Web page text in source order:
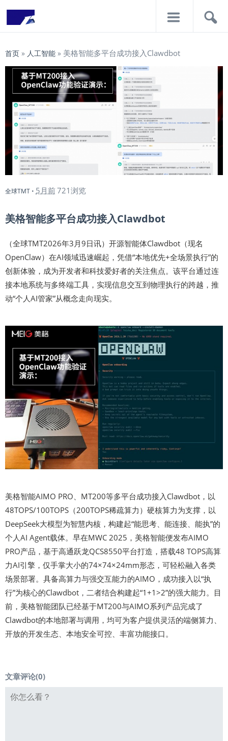
首页 » 人工智能 » 美格智能多平台成功接入Clawdbot
全球TMT • 5月前721浏览
美格智能多平台成功接入Clawdbot
（全球TMT2026年3月9日讯）开源智能体Clawdbot（现名
OpenClaw）在AI领域迅速崛起，凭借“本地优先+全场景执行”的
创新体验，成为开发者和科技爱好者的关注焦点。该平台通过连
接本地系统与多终端工具，实现信息交互到物理执行的跨越，推
动“个人AI管家”从概念走向现实。
美格智能AIMO PRO、MT200等多平台成功接入Clawdbot，以
48TOPS/100TOPS（200TOPS稀疏算力）硬核算力为支撑，以
DeepSeek大模型为智慧内核，构建起“能思考、能连接、能执”的
个人AI Agent载体。早在MWC 2025，美格智能便发布AIMO
PRO产品，基于高通跃龙QCS8550平台打造，搭载48 TOPS高算
力AI引擎，仅手掌大小的74×74×24mm形态，可轻松融入各类
场景部署。具备高算力与强交互能力的AIMO，成功接入以“执
行”为核心的Clawdbot，二者结合构建起“1+1>2”的强大能力。目
前，美格智能团队已经基于MT200与AIMO系列产品完成了
Clawdbot的本地部署与调用，均可为客户提供灵活的端侧算力、
开放的开发生态、本地安全可控、丰富功能接口。
文章评论(0)